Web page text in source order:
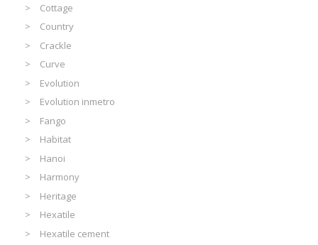
Cottage
Country
Crackle
Curve
Evolution
Evolution inmetro
Fango
Habitat
Hanoi
Harmony
Heritage
Hexatile
Hexatile cement